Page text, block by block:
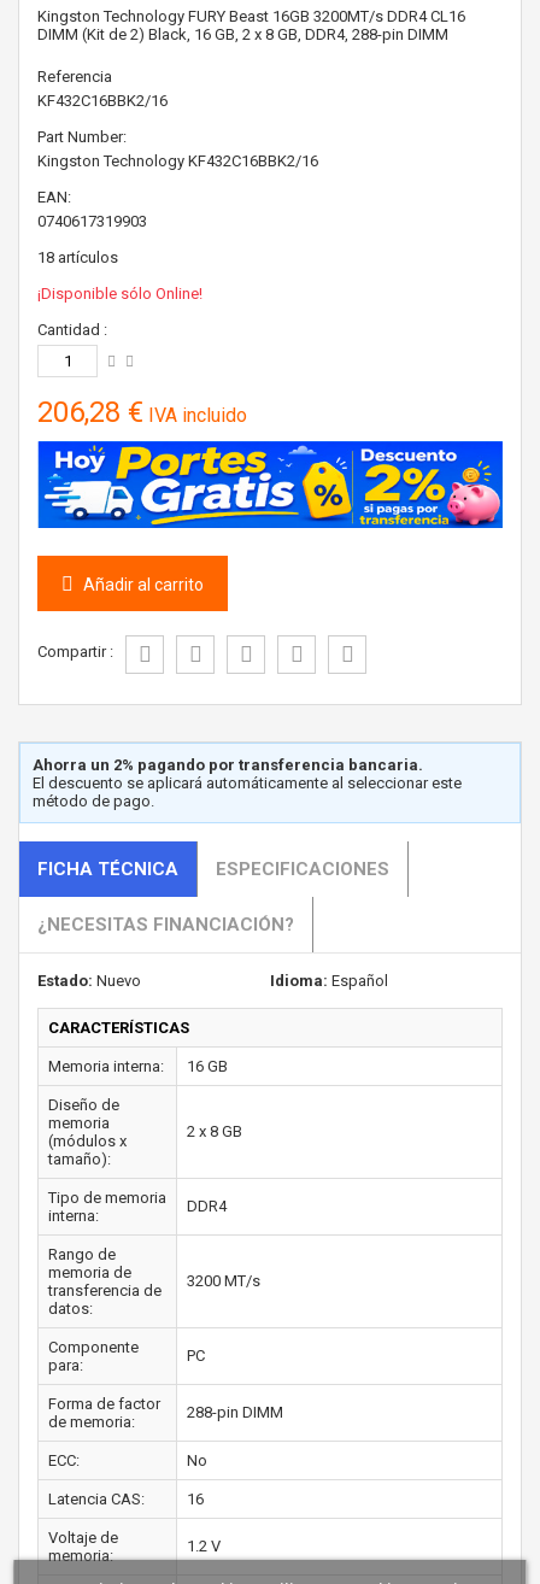
Kingston Technology FURY Beast 16GB 3200MT/s DDR4 CL16
DIMM (Kit de 2) Black, 16 GB, 2 x 8 GB, DDR4, 288-pin DIMM
Referencia
KF432C16BBK2/16
Part Number:
Kingston Technology KF432C16BBK2/16
EAN:
0740617319903
18 artículos
¡Disponible sólo Online!
Cantidad :
206,28 € IVA incluido
Añadir al carrito
Compartir :
Ahorra un 2% pagando por transferencia bancaria.
El descuento se aplicará automáticamente al seleccionar este
método de pago.
FICHA TÉCNICA ESPECIFICACIONES
¿NECESITAS FINANCIACIÓN?
Estado: Nuevo Idioma: Español
CARACTERÍSTICAS
Memoria interna: 16 GB
Diseño de
memoria
(módulos x
tamaño):
2 x 8 GB
Tipo de memoria
interna:
DDR4
Rango de
memoria de
transferencia de
datos:
3200 MT/s
Componente
para:
PC
Forma de factor
de memoria:
288-pin DIMM
ECC: No
Latencia CAS: 16
Voltaje de
memoria:
1.2 V